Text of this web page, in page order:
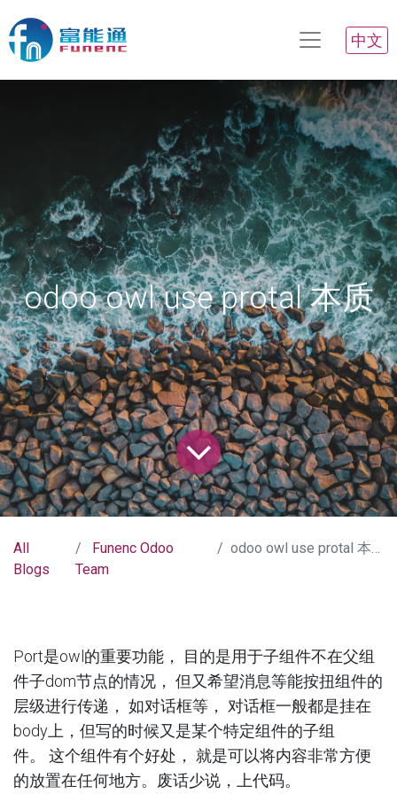
中文
odoo owl use protal 本质
All
Blogs
Funenc Odoo
Team
odoo owl use protal 本质
Port是owl的重要功能， 目的是用于子组件不在父组
件子dom节点的情况， 但又希望消息等能按扭组件的
层级进行传递， 如对话框等， 对话框一般都是挂在
body上，但写的时候又是某个特定组件的子组
件。 这个组件有个好处， 就是可以将内容非常方便
的放置在任何地方。废话少说，上代码。